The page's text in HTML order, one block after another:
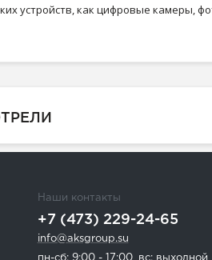
устройств, как цифровые камеры,
Наши контакты
+7 (473) 229-24-65
info@aksgroup.su
пн-сб: 9:00 - 17:00, вс: выходной